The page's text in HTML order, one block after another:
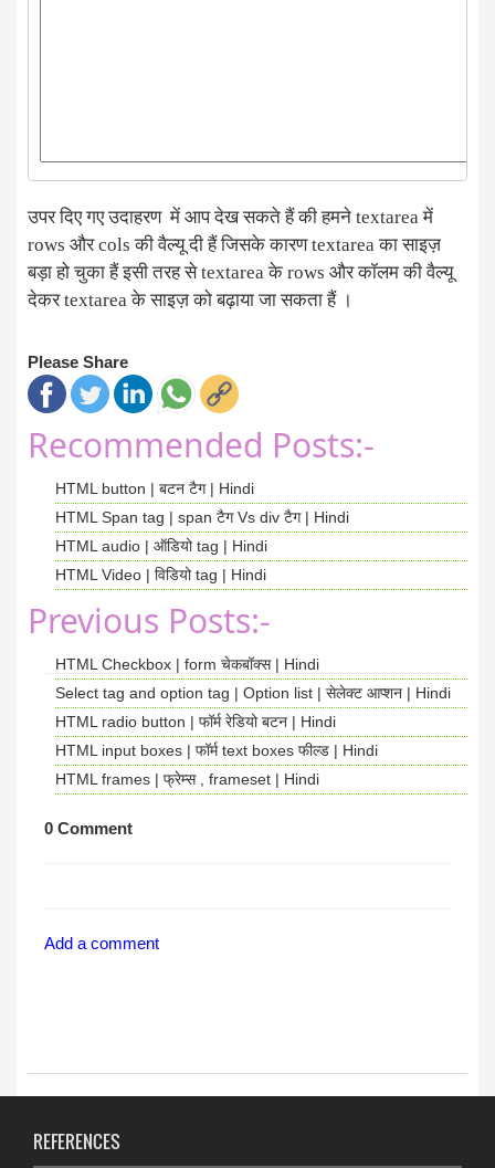
उपर दिए गए उदाहरण में आप देख सकते हैं की हमने textarea में
rows और cols की वैल्यू दी हैं जिसके कारण textarea का साइज़
बड़ा हो चुका हैं इसी तरह से textarea के rows और कॉलम की वैल्यू
देकर textarea के साइज़ को बढ़ाया जा सकता हैं ।
Please Share
Recommended Posts:-
HTML button | बटन टैग | Hindi
HTML Span tag | span टैग Vs div टैग | Hindi
HTML audio | ऑडियो tag | Hindi
HTML Video | विडियो tag | Hindi
Previous Posts:-
HTML Checkbox | form चेकबॉक्स | Hindi
Select tag and option tag | Option list | सेलेक्ट आप्शन | Hindi
HTML radio button | फॉर्म रेडियो बटन | Hindi
HTML input boxes | फॉर्म text boxes फील्ड | Hindi
HTML frames | फ्रेम्स , frameset | Hindi
0 Comment
Add a comment
REFERENCES